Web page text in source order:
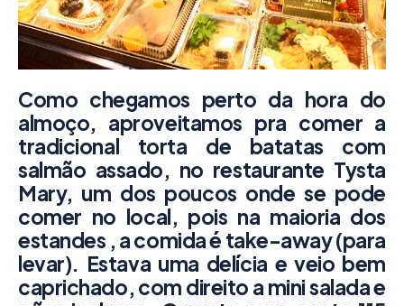
Como chegamos perto da hora do
almoço, aproveitamos pra comer a
tradicional torta de batatas com
salmão assado, no restaurante Tysta
Mary, um dos poucos onde se pode
comer no local, pois na maioria dos
estandes , a comida é take-away (para
levar). Estava uma delícia e veio bem
caprichado, com direito a mini salada e